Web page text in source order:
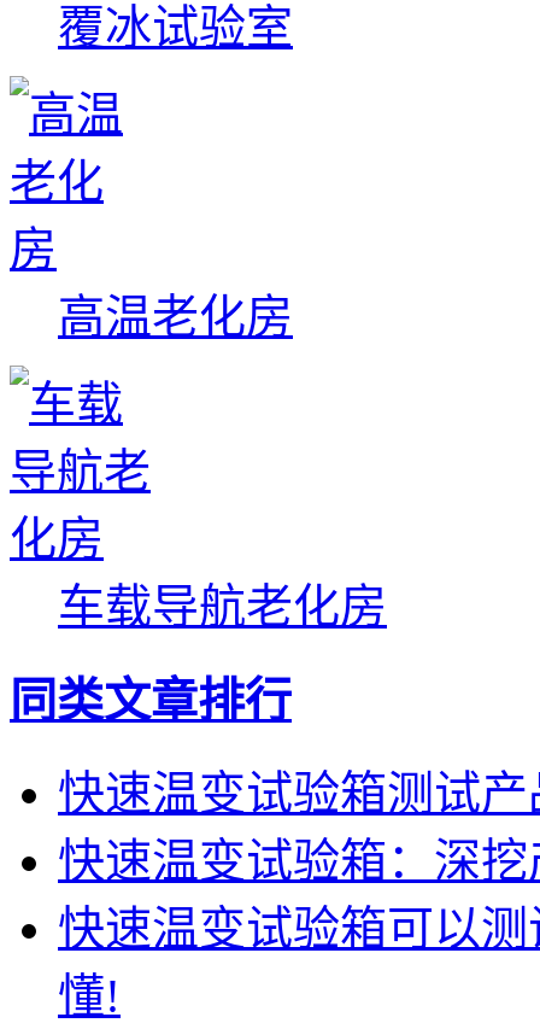
覆冰试验室
高温老化房
车载导航老化房
同类文章排行
快速温变试验箱测试
快速温变试验箱：深
快速温变试验箱可以
懂!